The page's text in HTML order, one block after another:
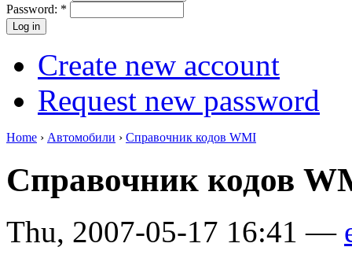
Password: *
Create new account
Request new password
Home › Автомобили › Справочник кодов WMI
Справочник кодов
Thu, 2007-05-17 16:41 —